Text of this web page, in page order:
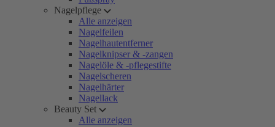
Nagelpflege
Alle anzeigen
Nagelfeilen
Nagelhautentferner
Nagelknipser & -zangen
Nagelöle & -pflegestifte
Nagelscheren
Nagelhärter
Nagellack
Beauty Set
Alle anzeigen